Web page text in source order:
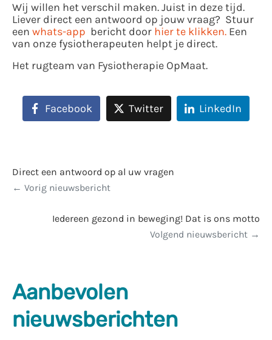
Wij willen het verschil maken. Juist in deze tijd.
Liever direct een antwoord op jouw vraag? Stuur
een whats-app bericht door hier te klikken. Een
van onze fysiotherapeuten helpt je direct.
Het rugteam van Fysiotherapie OpMaat.
Facebook Twitter LinkedIn
Direct een antwoord op al uw vragen
Vorig nieuwsbericht
Iedereen gezond in beweging! Dat is ons motto
Volgend nieuwsbericht
Aanbevolen
nieuwsberichten